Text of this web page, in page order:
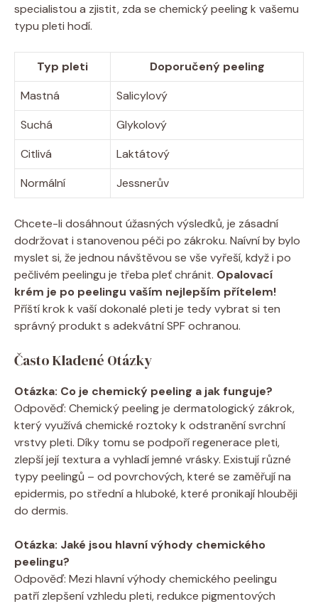
specialistou a zjistit, zda se chemický peeling k vašemu
typu pleti hodí.
Typ pleti
Doporučený peeling
Mastná
Salicylový
Suchá
Glykolový
Citlivá
Laktátový
Normální
Jessnerův
Chcete-li dosáhnout úžasných výsledků, je zásadní
dodržovat i stanovenou péči po zákroku. Naívní by bylo
myslet si, že jednou návštěvou se vše vyřeší, když i po
pečlivém peelingu je třeba pleť chránit. Opalovací
krém je po peelingu vaším nejlepším přítelem!
Příští krok k vaší dokonalé pleti je tedy vybrat si ten
správný produkt s adekvátní SPF ochranou.
Často Kladené Otázky
Otázka: Co je chemický peeling a jak funguje?
Odpověď: Chemický peeling je dermatologický zákrok,
který využívá chemické roztoky k odstranění svrchní
vrstvy pleti. Díky tomu se podpoří regenerace pleti,
zlepší její textura a vyhladí jemné vrásky. Existují různé
typy peelingů – od povrchových, které se zaměřují na
epidermis, po střední a hluboké, které pronikají hlouběji
do dermis.
Otázka: Jaké jsou hlavní výhody chemického
peelingu?
Odpověď: Mezi hlavní výhody chemického peelingu
patří zlepšení vzhledu pleti, redukce pigmentových